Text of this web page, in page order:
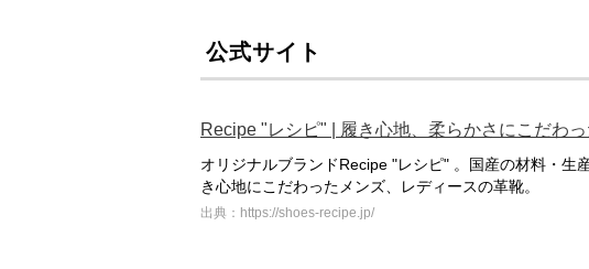
公式サイト
Recipe "レシピ" | 履き心地、柔らかさにこだわ
オリジナルブランドRecipe "レシピ" 。国産の材料・生
き心地にこだわったメンズ、レディースの革靴。
出典：https://shoes-recipe.jp/